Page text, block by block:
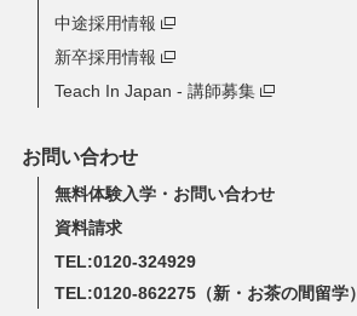
中途採用情報
新卒採用情報
Teach In Japan - 講師募集
お問い合わせ
無料体験入学・お問い合わせ
資料請求
TEL:0120-324929
TEL:0120-862275（新・お茶の間留学）